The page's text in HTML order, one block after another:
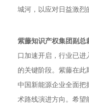
城河，以应对日益激烈
紫藤知识产权集团副总
口加速开启，行业已
的关键阶段。紫藤在
中国新能源企业全面把
术路线演进方向。希望